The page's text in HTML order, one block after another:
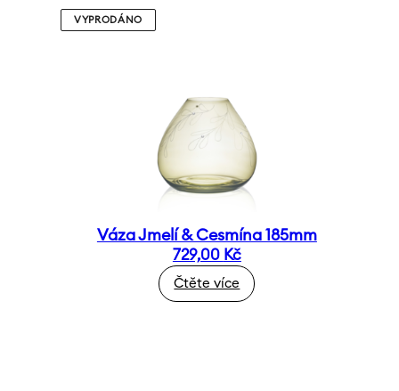
VYPRODÁNO
Váza Jmelí & Cesmína 185mm
729,00 Kč
Čtěte více